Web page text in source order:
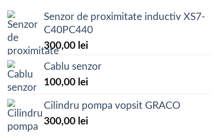
Senzor de proximitate inductiv XS7-
C40PC440
300,00 lei
Cablu senzor
100,00 lei
Cilindru pompa vopsit GRACO
300,00 lei